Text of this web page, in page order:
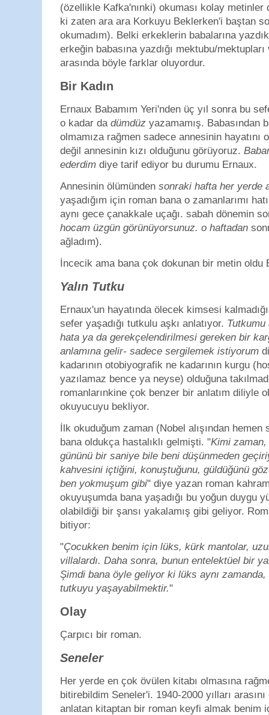
(özellikle Kafka'nınki) okuması kolay
ki zaten ara ara Korkuyu Beklerken'i baştan
okumadım). Belki erkeklerin babalarına
erkeğin babasına yazdığı mektubu/
arasında böyle farklar oluyordur.
Bir Kadın
Ernaux Babamım Yeri'nden üç yıl sonra bu
o kadar da dümdüz yazamamış. Babasından
olmamıza rağmen sadece annesinin hayatını
değil annesinin kızı olduğunu görüyoruz.
ederdim diye tarif ediyor bu durumu Ernaux.
Annesinin ölümünden sonraki hafta her yerde
yaşadığım için roman bana o zamanlarımı
aynı gece çanakkale uçağı. sabah dönemin
hocam üzgün görünüyorsunuz. o haftadan
ağladım).
İncecik ama bana çok dokunan bir metin oldu
Yalın Tutku
Ernaux'un hayatında ölecek kimsesi
sefer yaşadığı tutkulu aşkı anlatıyor. Tutkumu
hata ya da gerekçelendirilmesi gereken bir
anlamına gelir- sadece sergilemek istiyorum
kadarının otobiyografik ne kadarının kurgu
yazılamaz bence ya neyse) olduğuna
romanlarınkine çok benzer bir anlatım diliyle
okuyucuyu bekliyor.
İlk okuduğum zaman (Nobel alışından
bana oldukça hastalıklı gelmişti. "Kimi
gününü bir saniye bile beni düşünmeden
kahvesini içtiğini, konuştuğunu, güldüğünü
ben yokmuşum gibi" diye yazan roman
okuyuşumda bana yaşadığı bu yoğun duygu
olabildiği bir şansı yakalamış gibi geliyor.
bitiyor:
"Çocukken benim için lüks, kürk mantolar,
villalardı. Daha sonra, bunun entelektüel bir
Şimdi bana öyle geliyor ki lüks aynı
tutkuyu yaşayabilmektir."
Olay
Çarpıcı bir roman.
Seneler
Her yerde en çok övülen kitabı olmasına
bitirebildim Seneler'i. 1940-2000 yılları
anlatan kitaptan bir roman keyfi almak benim